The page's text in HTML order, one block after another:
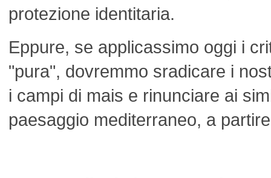
protezione identitaria.
Eppure, se applicassimo oggi i
"pura", dovremmo sradicare i
i campi di mais e rinunciare ai
paesaggio mediterraneo, a